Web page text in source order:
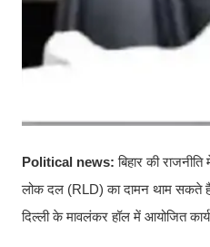
Political news:बिहार की
लोक दल (RLD) का दामन थाम सकते
दिल्ली के मावलंकर हॉल में आयोजित